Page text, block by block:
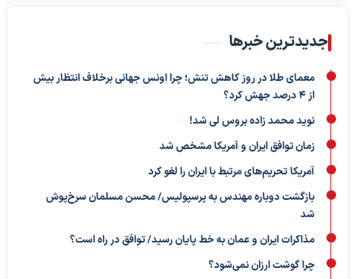
جدیدترین خبرها
معمای طلا در روز کاهش تنش؛ چرا اونس جهانی برخلاف انتظار بیش
از ۴ درصد جهش کرد؟
نوید محمد زاده بروس لی شد!
زمان توافق ایران و آمریکا مشخص شد
آمریکا تحریم‌های مرتبط با ایران را لغو کرد
بازگشت دوباره مهندس به پرسپولیس/ محسن مسلمان سرخ‌پوش
شد
مذاکرات ایران و عمان به خط پایان رسید/ توافق در راه است؟
چرا گوشت ارزان نمی‌شود؟